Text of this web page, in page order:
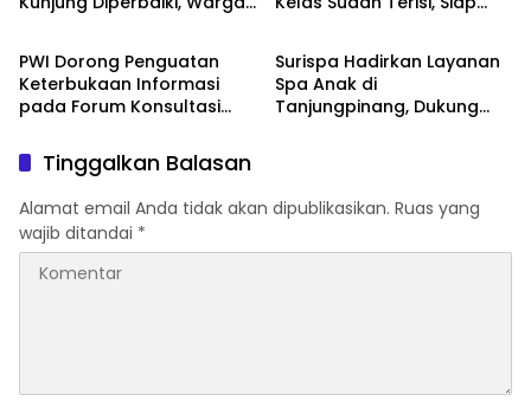
Tanjungpinang
PWI Dorong Penguatan
Keterbukaan Informasi
pada Forum Konsultasi
Tanjungpinang
Surispa Hadirkan Layanan
Spa Anak di
Tanjungpinang, Dukung
Tinggalkan Balasan
Alamat email Anda tidak akan dipublikasikan. Ruas yang
wajib ditandai *